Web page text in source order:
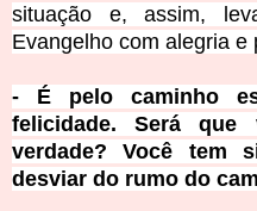
situação e, assim,
Evangelho com alegria e
- É pelo caminho
felicidade. Será
verdade? Você tem
desviar do rumo do